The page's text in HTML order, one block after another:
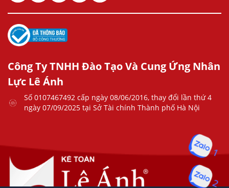
Công Ty TNHH Đào Tạo Và Cung Ứng Nhân
Lực Lê Ánh
Số 0107467492 cấp ngày 08/06/2016, thay đổi lần thứ 4
ngày 07/09/2025 tại Sở Tài chính Thành phố Hà Nội